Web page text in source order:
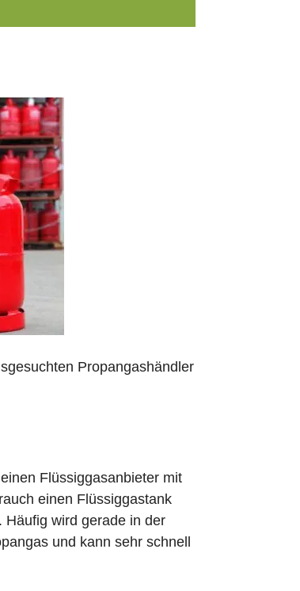
Propangashändler
Flüssiggasanbieter mit
einen Flüssiggastank
Häufig wird gerade in der
und kann sehr schnell